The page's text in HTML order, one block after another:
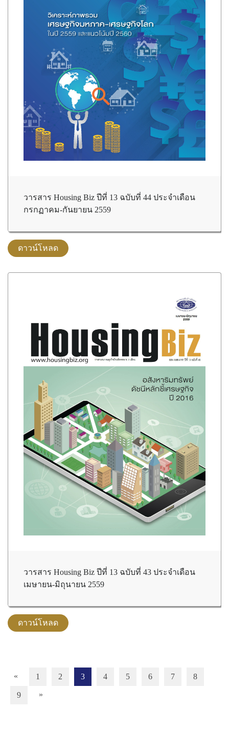
วารสาร Housing Biz ปีที่ 13 ฉบับที่ 44 ประจำเดือน
กรกฏาคม-กันยายน 2559
วารสาร Housing Biz ปีที่ 13 ฉบับที่ 43 ประจำเดือน
เมษายน-มิถุนายน 2559
« 1 2 3 4 5 6 7 8
9 »